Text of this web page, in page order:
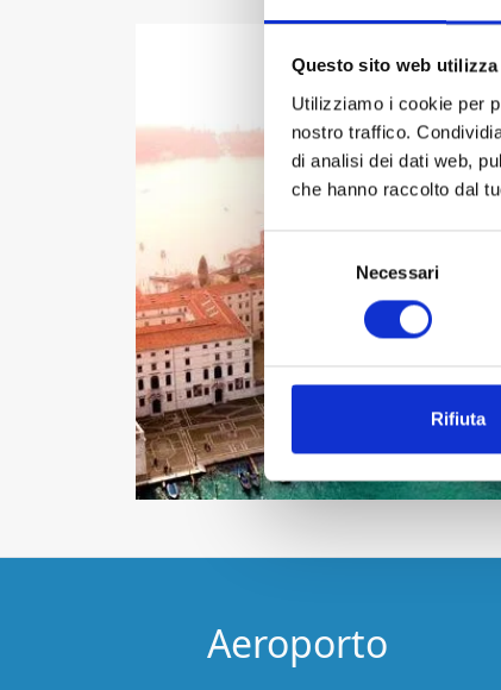
Questo sito web
Utilizziamo i cookie per
nostro traffico.
di analisi dei dati web,
che hanno raccolto dal
Selezione
del
consenso
Necessari
Rifiuta
Aeroporto